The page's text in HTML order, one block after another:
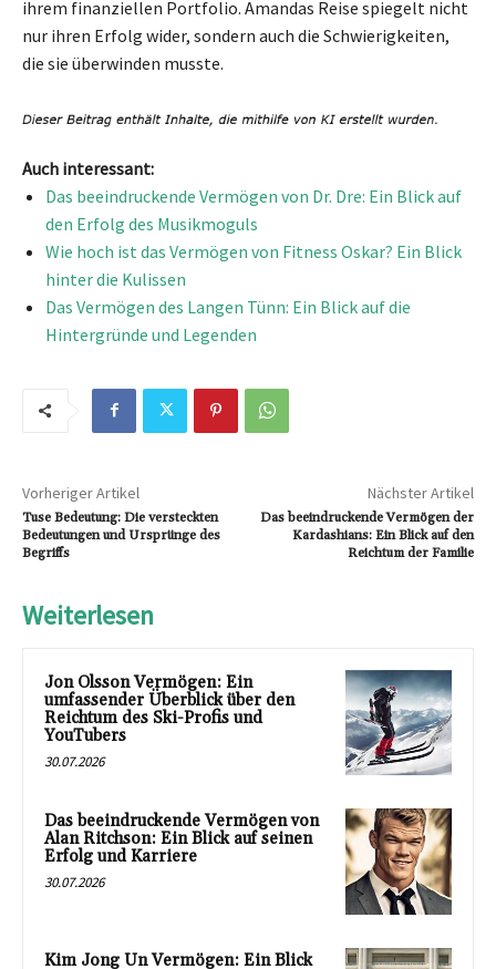
ihrem finanziellen Portfolio. Amandas Reise spiegelt nicht
nur ihren Erfolg wider, sondern auch die Schwierigkeiten,
die sie überwinden musste.
Auch interessant:
Das beeindruckende Vermögen von Dr. Dre: Ein Blick auf
den Erfolg des Musikmoguls
Wie hoch ist das Vermögen von Fitness Oskar? Ein Blick
hinter die Kulissen
Das Vermögen des Langen Tünn: Ein Blick auf die
Hintergründe und Legenden
Vorheriger Artikel
Tuse Bedeutung: Die versteckten
Bedeutungen und Ursprünge des
Begriffs
Nächster Artikel
Das beeindruckende Vermögen der
Kardashians: Ein Blick auf den
Reichtum der Familie
Weiterlesen
Jon Olsson Vermögen: Ein
umfassender Überblick über den
Reichtum des Ski-Profis und
YouTubers
30.07.2026
Das beeindruckende Vermögen von
Alan Ritchson: Ein Blick auf seinen
Erfolg und Karriere
30.07.2026
Kim Jong Un Vermögen: Ein Blick